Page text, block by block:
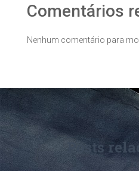
Comentários
Nenhum comentário para
Posts